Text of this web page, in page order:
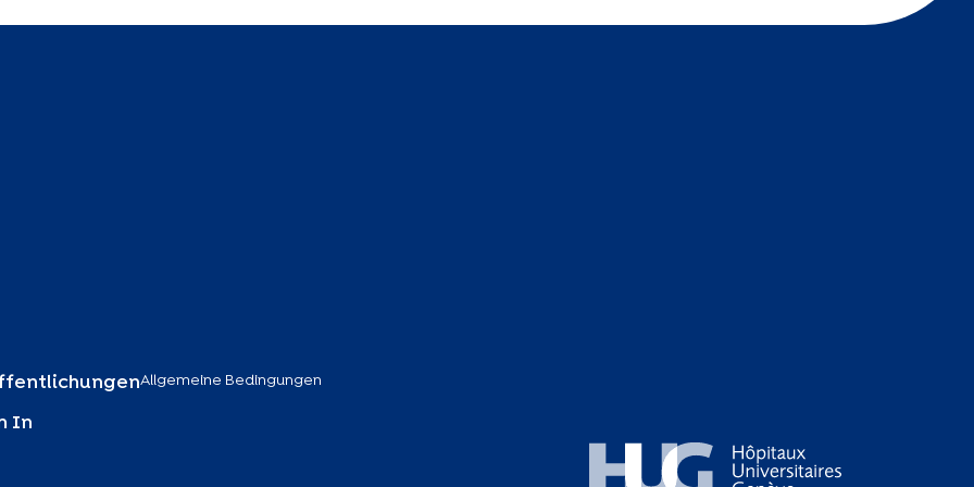
In
Allgemeine Bedingungen
Hôpitaux Universitaires Genève